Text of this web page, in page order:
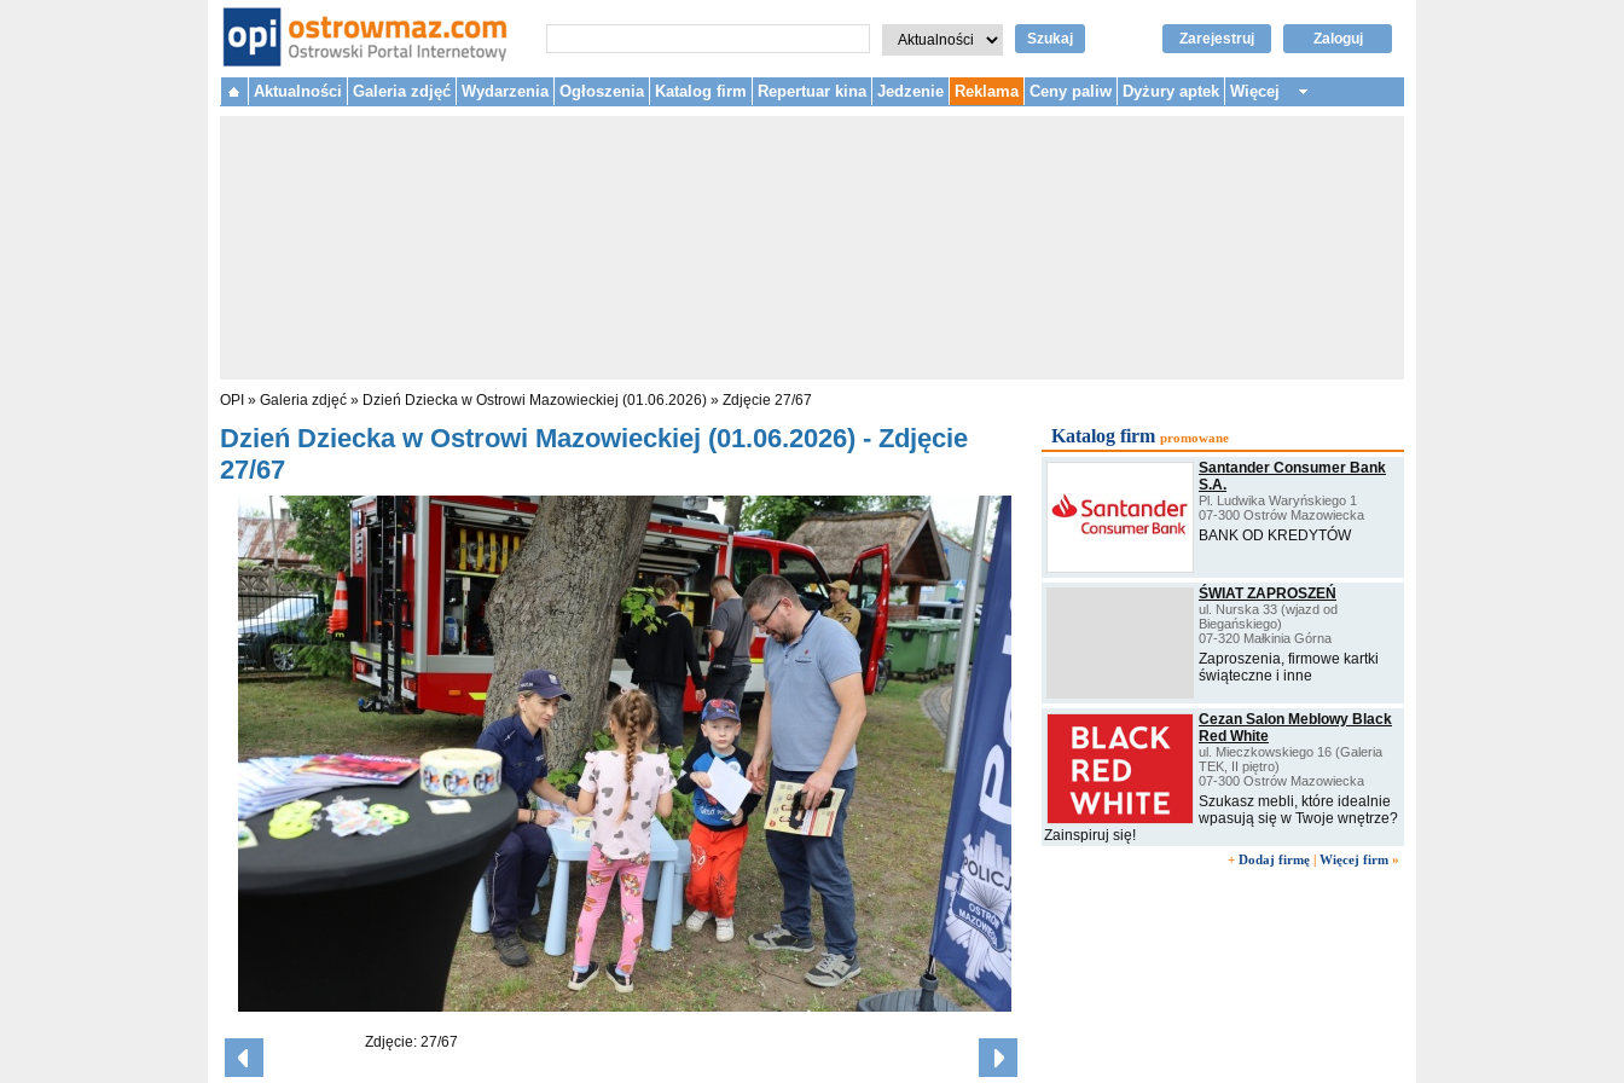
Szukaj Zaloguj
Zarejestruj
Aktualności Galeria zdjęć Wydarzenia Ogłoszenia Katalog firm Repertuar kina Jedzenie Reklama Ceny paliw Dyżury aptek Więcej
OPI » Galeria zdjęć » Dzień Dziecka w Ostrowi Mazowieckiej (01.06.2026) » Zdjęcie 27/67
Dzień Dziecka w Ostrowi Mazowieckiej (01.06.2026) - Zdjęcie
27/67
Zdjęcie: 27/67
Katalog firm promowane
Santander Consumer Bank
S.A.
Pl. Ludwika Waryńskiego 1
07-300 Ostrów Mazowiecka
BANK OD KREDYTÓW
ŚWIAT ZAPROSZEŃ
ul. Nurska 33 (wjazd od
Biegańskiego)
07-320 Małkinia Górna
Zaproszenia, firmowe kartki
świąteczne i inne
Cezan Salon Meblowy Black
Red White
ul. Mieczkowskiego 16 (Galeria
TEK, II piętro)
07-300 Ostrów Mazowiecka
Szukasz mebli, które idealnie
wpasują się w Twoje wnętrze?
Zainspiruj się!
+ Dodaj firmę | Więcej firm »